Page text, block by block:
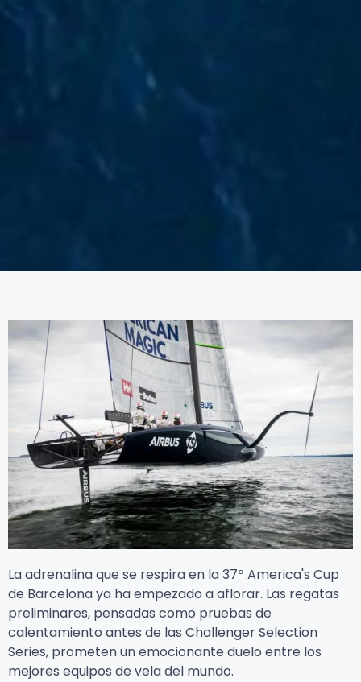
La adrenalina que se respira en la 37ª America's Cup
de Barcelona ya ha empezado a aflorar. Las regatas
preliminares, pensadas como pruebas de
calentamiento antes de las Challenger Selection
Series, prometen un emocionante duelo entre los
mejores equipos de vela del mundo.